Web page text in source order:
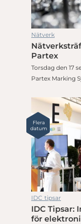
Nätverk
Partex
Torsdag den 17
Partex Marking
Flera
datum
IDC tipsar
IDC Tipsar:
för